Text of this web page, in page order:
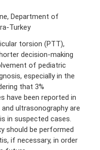
Department of
Turkey
torsion (PTT),
decision-making
of pediatric
especially in the
that 3%
have been reported in
ultrasonography are
in suspected cases.
should be performed
if necessary, in order